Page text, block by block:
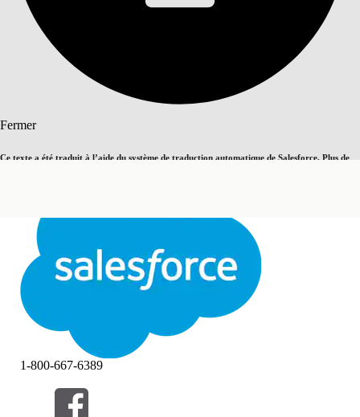
Fermer
Ce texte a été traduit à l’aide du système de traduction automatique de Salesforce. Plus de
Fermer
Table des matières
Rechercher
Filtres (0)
1-800-667-6389